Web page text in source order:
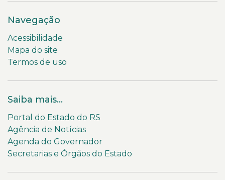
Navegação
Acessibilidade
Mapa do site
Termos de uso
Saiba mais...
Portal do Estado do RS
Agência de Notícias
Agenda do Governador
Secretarias e Órgãos do Estado